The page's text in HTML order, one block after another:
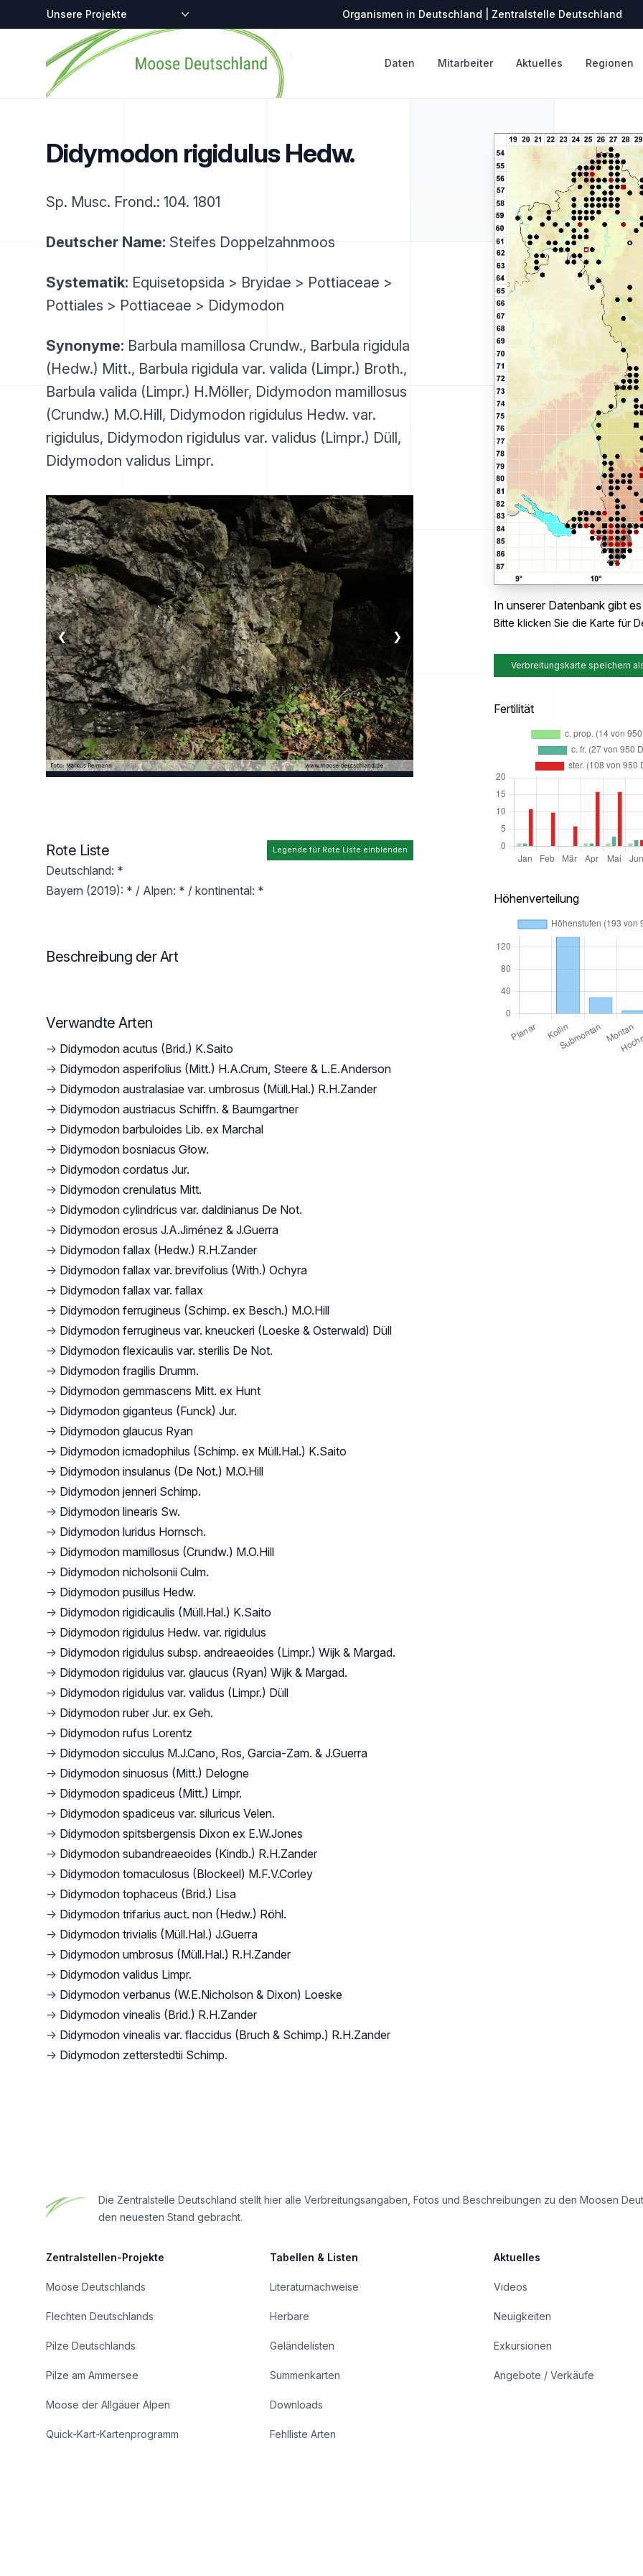
Zentralstellen-Projekte Organismen in Deutschland | Zentralstelle Deutschland
Startseite
Daten Mitarbeiter Aktuelles Regionen
Didymodon rigidulus Hedw.
Sp. Musc. Frond.: 104. 1801
Deutscher Name: Steifes Doppelzahnmoos
Systematik: Equisetopsida > Bryidae > Pottiaceae >
Pottiales > Pottiaceae > Didymodon
Synonyme: Barbula mamillosa Crundw., Barbula rigidula
(Hedw.) Mitt., Barbula rigidula var. valida (Limpr.) Broth.,
Barbula valida (Limpr.) H.Möller, Didymodon mamillosus
(Crundw.) M.O.Hill, Didymodon rigidulus Hedw. var.
rigidulus, Didymodon rigidulus var. validus (Limpr.) Düll,
Didymodon validus Limpr.
❮ ❯
In unserer Datenbank gibt
Bitte klicken Sie die Karte für
Verbreitungskarte speichern
Fertilität
Höhenverteilung
Legende für Rote Liste einblenden
Rote Liste
Deutschland: *
Bayern (2019): * / Alpen: * / kontinental: *
Beschreibung der Art
Verwandte Arten
→ Didymodon acutus (Brid.) K.Saito
→ Didymodon asperifolius (Mitt.) H.A.Crum, Steere & L.E.Anderson
→ Didymodon australasiae var. umbrosus (Müll.Hal.) R.H.Zander
→ Didymodon austriacus Schiffn. & Baumgartner
→ Didymodon barbuloides Lib. ex Marchal
→ Didymodon bosniacus Głow.
→ Didymodon cordatus Jur.
→ Didymodon crenulatus Mitt.
→ Didymodon cylindricus var. daldinianus De Not.
→ Didymodon erosus J.A.Jiménez & J.Guerra
→ Didymodon fallax (Hedw.) R.H.Zander
→ Didymodon fallax var. brevifolius (With.) Ochyra
→ Didymodon fallax var. fallax
→ Didymodon ferrugineus (Schimp. ex Besch.) M.O.Hill
→ Didymodon ferrugineus var. kneuckeri (Loeske & Osterwald) Düll
→ Didymodon flexicaulis var. sterilis De Not.
→ Didymodon fragilis Drumm.
→ Didymodon gemmascens Mitt. ex Hunt
→ Didymodon giganteus (Funck) Jur.
→ Didymodon glaucus Ryan
→ Didymodon icmadophilus (Schimp. ex Müll.Hal.) K.Saito
→ Didymodon insulanus (De Not.) M.O.Hill
→ Didymodon jenneri Schimp.
→ Didymodon linearis Sw.
→ Didymodon luridus Hornsch.
→ Didymodon mamillosus (Crundw.) M.O.Hill
→ Didymodon nicholsonii Culm.
→ Didymodon pusillus Hedw.
→ Didymodon rigidicaulis (Müll.Hal.) K.Saito
→ Didymodon rigidulus Hedw. var. rigidulus
→ Didymodon rigidulus subsp. andreaeoides (Limpr.) Wijk & Margad.
→ Didymodon rigidulus var. glaucus (Ryan) Wijk & Margad.
→ Didymodon rigidulus var. validus (Limpr.) Düll
→ Didymodon ruber Jur. ex Geh.
→ Didymodon rufus Lorentz
→ Didymodon sicculus M.J.Cano, Ros, Garcia-Zam. & J.Guerra
→ Didymodon sinuosus (Mitt.) Delogne
→ Didymodon spadiceus (Mitt.) Limpr.
→ Didymodon spadiceus var. siluricus Velen.
→ Didymodon spitsbergensis Dixon ex E.W.Jones
→ Didymodon subandreaeoides (Kindb.) R.H.Zander
→ Didymodon tomaculosus (Blockeel) M.F.V.Corley
→ Didymodon tophaceus (Brid.) Lisa
→ Didymodon trifarius auct. non (Hedw.) Röhl.
→ Didymodon trivialis (Müll.Hal.) J.Guerra
→ Didymodon umbrosus (Müll.Hal.) R.H.Zander
→ Didymodon validus Limpr.
→ Didymodon verbanus (W.E.Nicholson & Dixon) Loeske
→ Didymodon vinealis (Brid.) R.H.Zander
→ Didymodon vinealis var. flaccidus (Bruch & Schimp.) R.H.Zander
→ Didymodon zetterstedtii Schimp.
Die Zentralstelle Deutschland stellt hier alle Verbreitungsangaben, Fotos und Beschreibungen zu den Moosen
den neuesten Stand gebracht.
Zentralstellen-Projekte
Moose Deutschlands
Flechten Deutschlands
Pilze Deutschlands
Pilze am Ammersee
Moose der Allgäuer Alpen
Quick-Kart-Kartenprogramm
Tabellen & Listen
Literaturnachweise
Herbare
Geländelisten
Summenkarten
Downloads
Fehlliste Arten
Aktuelles
Videos
Neuigkeiten
Exkursionen
Angebote / Verkäufe